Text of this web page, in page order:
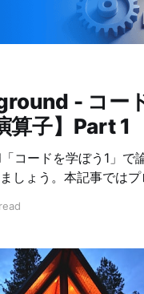
- コー
算子】Part 1
コードを学ぼう1」で
しょう。本記事ではプ